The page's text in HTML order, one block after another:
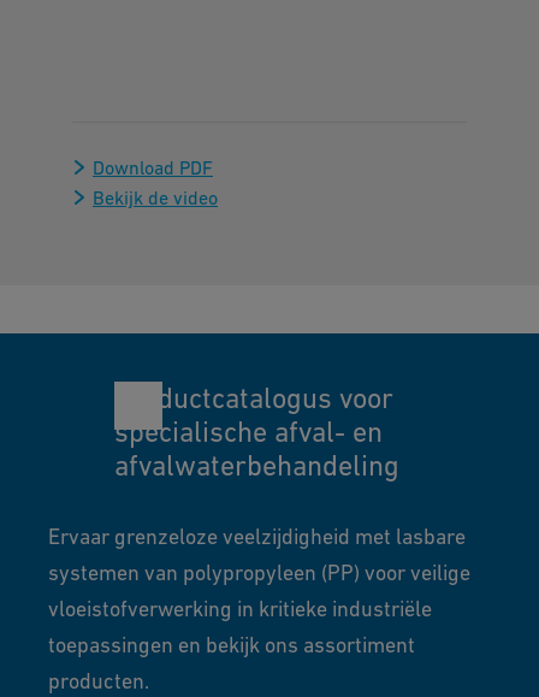
Download PDF
Bekijk de video
Productcatalogus voor
specialische afval- en
afvalwaterbehandeling
Ervaar grenzeloze veelzijdigheid met lasbare
systemen van polypropyleen (PP) voor veilige
vloeistofverwerking in kritieke industriële
toepassingen en bekijk ons assortiment
producten.